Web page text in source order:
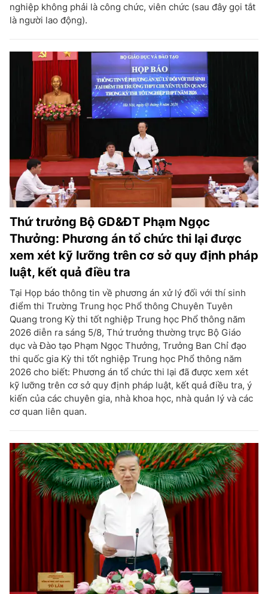
nghiệp không phải là công chức, viên chức (sau đây gọi tắt
là người lao động).
Thứ trưởng Bộ GD&ĐT Phạm Ngọc
Thưởng: Phương án tổ chức thi lại được
xem xét kỹ lưỡng trên cơ sở quy định pháp
luật, kết quả điều tra
Tại Họp báo thông tin về phương án xử lý đối với thí sinh
điểm thi Trường Trung học Phổ thông Chuyên Tuyên
Quang trong Kỳ thi tốt nghiệp Trung học Phổ thông năm
2026 diễn ra sáng 5/8, Thứ trưởng thường trực Bộ Giáo
dục và Đào tạo Phạm Ngọc Thưởng, Trưởng Ban Chỉ đạo
thi quốc gia Kỳ thi tốt nghiệp Trung học Phổ thông năm
2026 cho biết: Phương án tổ chức thi lại đã được xem xét
kỹ lưỡng trên cơ sở quy định pháp luật, kết quả điều tra, ý
kiến của các chuyên gia, nhà khoa học, nhà quản lý và các
cơ quan liên quan.